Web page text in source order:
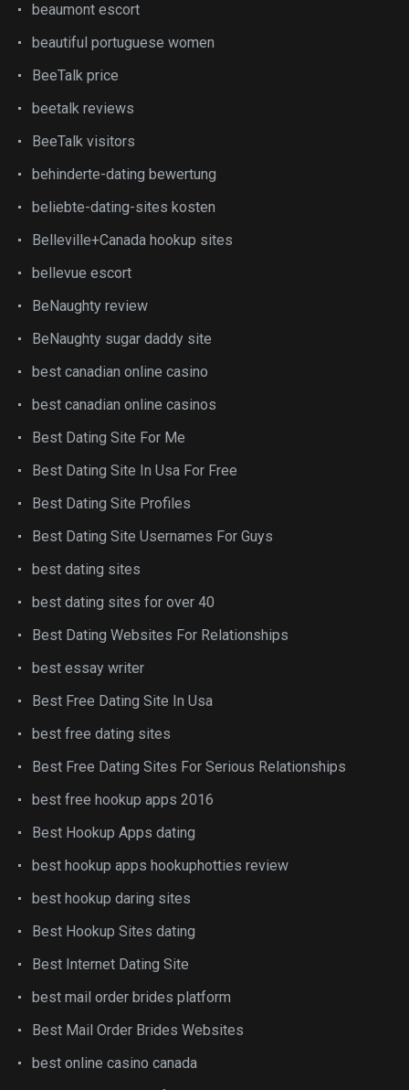
beaumont escort
beautiful portuguese women
BeeTalk price
beetalk reviews
BeeTalk visitors
behinderte-dating bewertung
beliebte-dating-sites kosten
Belleville+Canada hookup sites
bellevue escort
BeNaughty review
BeNaughty sugar daddy site
best canadian online casino
best canadian online casinos
Best Dating Site For Me
Best Dating Site In Usa For Free
Best Dating Site Profiles
Best Dating Site Usernames For Guys
best dating sites
best dating sites for over 40
Best Dating Websites For Relationships
best essay writer
Best Free Dating Site In Usa
best free dating sites
Best Free Dating Sites For Serious Relationships
best free hookup apps 2016
Best Hookup Apps dating
best hookup apps hookuphotties review
best hookup daring sites
Best Hookup Sites dating
Best Internet Dating Site
best mail order brides platform
Best Mail Order Brides Websites
best online casino canada